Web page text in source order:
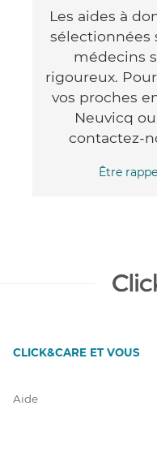
Les aides à
sélectionnées
médecins
rigoureux.
vos proches
Neuvicq
contactez-
Être
CLICK&CARE ET VOUS
Aide